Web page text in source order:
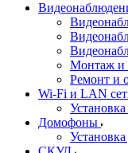
Монтаж и
Ремонт и
Wi-Fi и LAN
Домофоны